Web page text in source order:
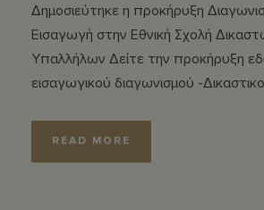
Δημοσιεύτηκε η προκήρυξη
Εισαγωγή στην Εθνική Σχολή
Υπαλλήλων Δείτε την προκήρυξη
εισαγωγικού διαγωνισμού -
READ MORE